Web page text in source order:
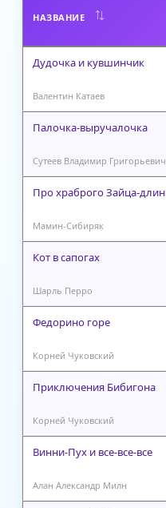
НАЗВАНИЕ
Дудочка и кувшинчик
Валентин Катаев
Палочка-выручалочка
Сутеев Владимир Григорьевич
Мамин-Сибиряк
Кот в сапогах
Шарль Перро
Федорино горе
Корней Чуковский
Приключения Бибигона
Корней Чуковский
Винни-Пух и все-все-все
Алан Александр Милн